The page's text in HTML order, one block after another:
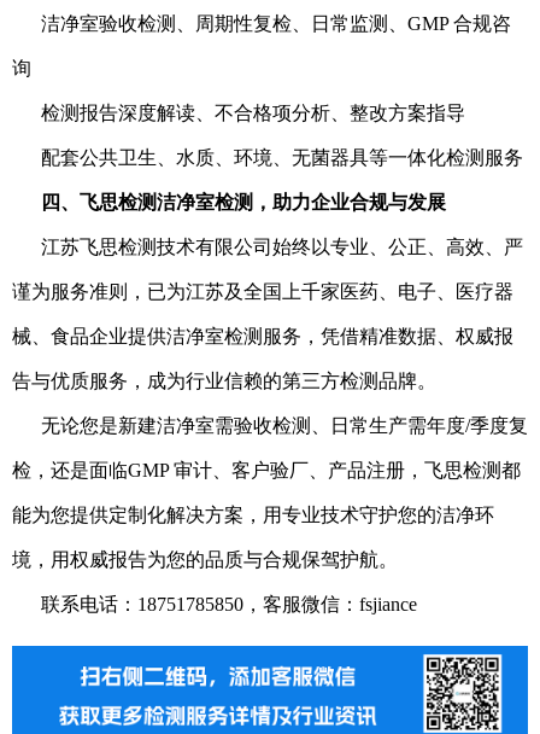
洁净室验收检测、周期性复检、日常监测、GMP 合规咨
询
检测报告深度解读、不合格项分析、整改方案指导
配套公共卫生、水质、环境、无菌器具等一体化检测服务
四、飞思检测洁净室检测，助力企业合规与发展
江苏飞思检测技术有限公司始终以专业、公正、高效、严
谨为服务准则，已为江苏及全国上千家医药、电子、医疗器
械、食品企业提供洁净室检测服务，凭借精准数据、权威报
告与优质服务，成为行业信赖的第三方检测品牌。
无论您是新建洁净室需验收检测、日常生产需年度/季度复
检，还是面临GMP 审计、客户验厂、产品注册，飞思检测都
能为您提供定制化解决方案，用专业技术守护您的洁净环
境，用权威报告为您的品质与合规保驾护航。
联系电话：18751785850，客服微信：fsjiance